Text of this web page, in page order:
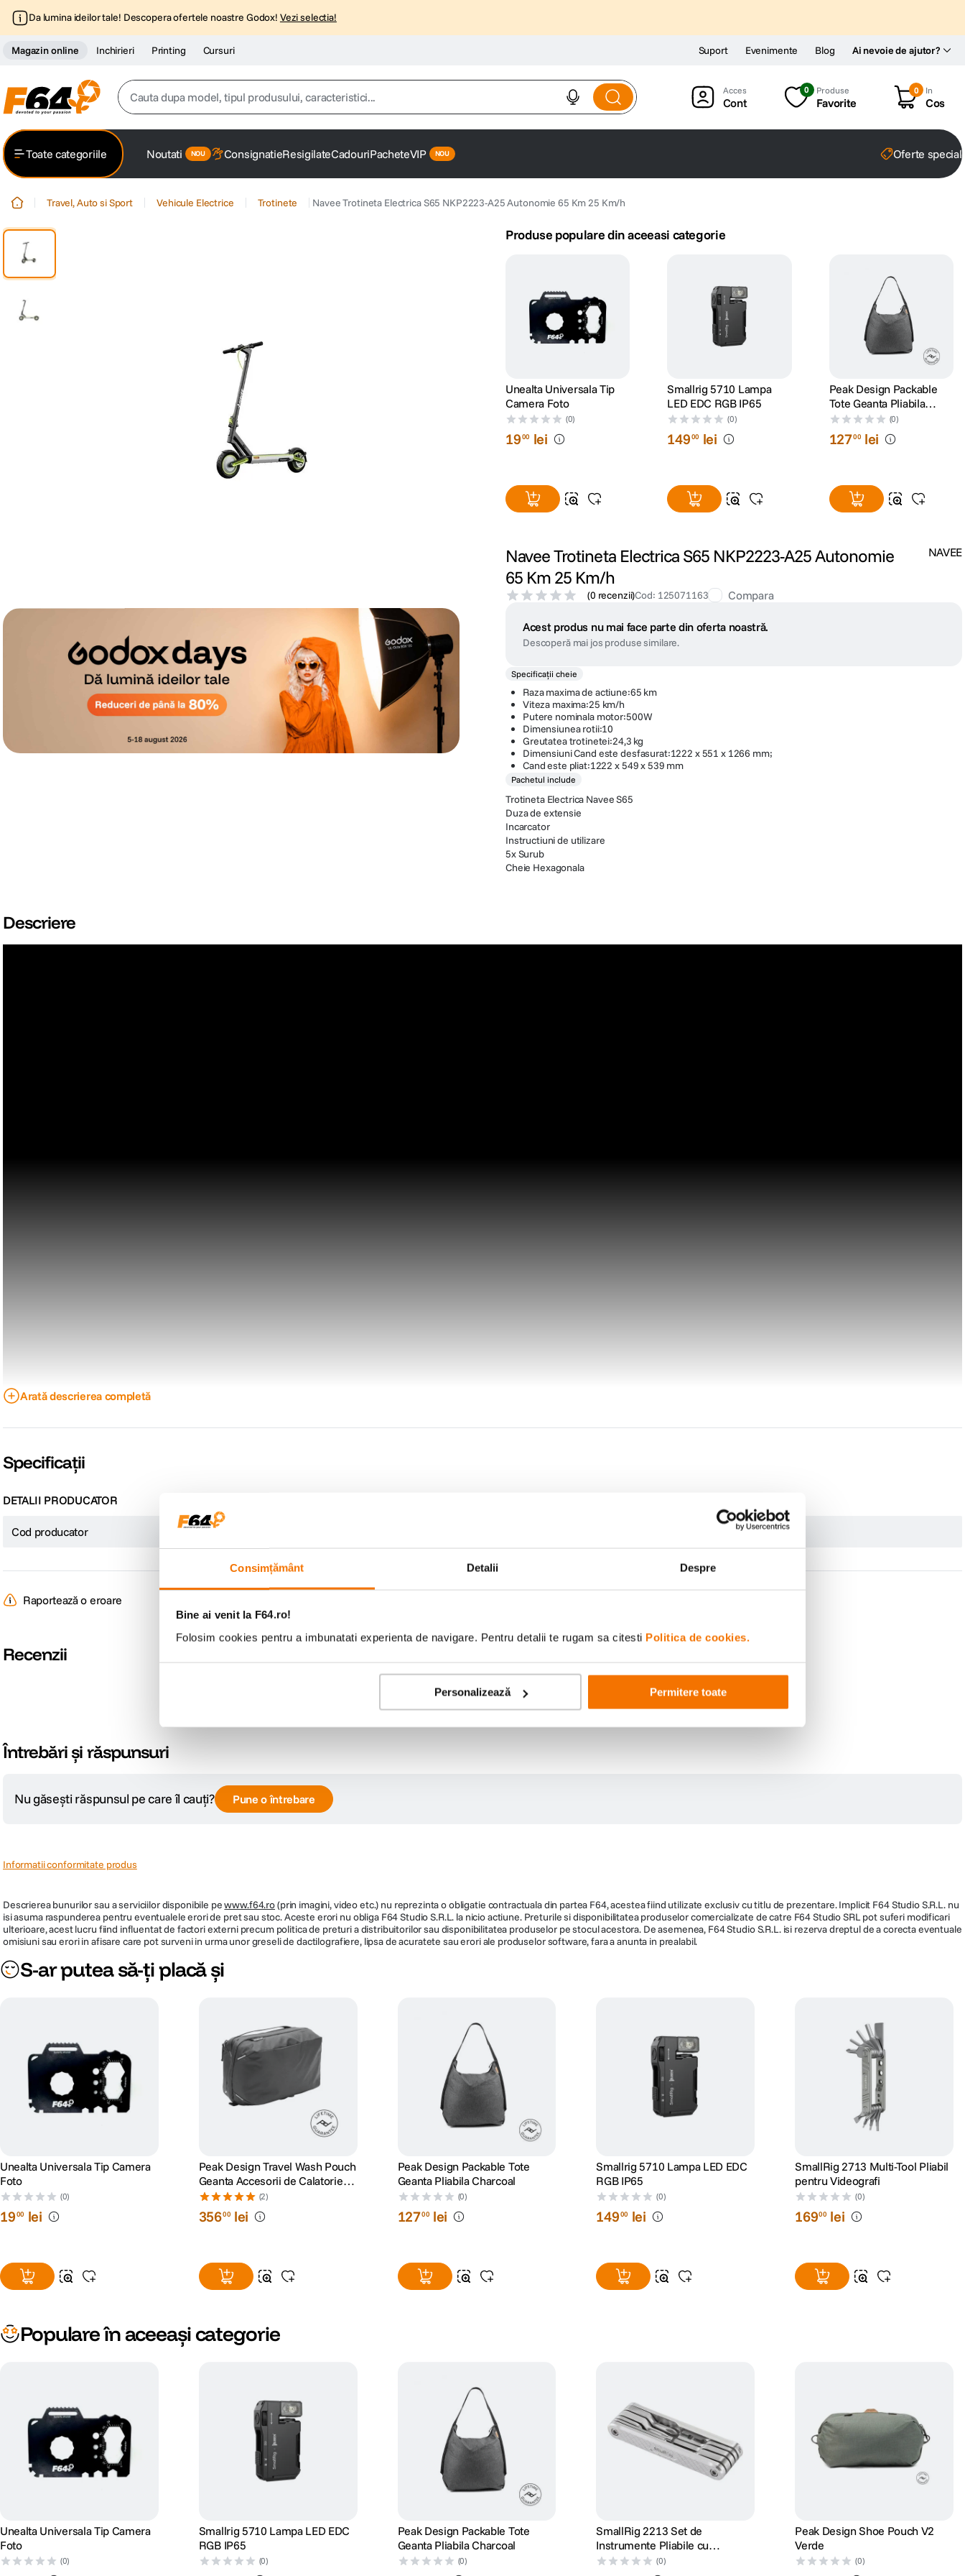
Consimțământ Detalii Despre
Bine ai venit la F64.ro!
Folosim cookies pentru a imbunatati experienta de navigare. Pentru detalii te rugam sa citesti Politica de cookies.
Personalizează Permitere toate
Da lumina ideilor tale! Descopera ofertele noastre Godox! Vezi selectia!
Magazin online Inchirieri Printing Cursuri Ai nevoie de ajutor?
Suport Evenimente Blog
Cauta dupa model, tipul produsului, caracteristici...
trepied
Cont
0 Produse
Favorite
0 In
Cos
Toate categoriile Noutati ConsignatieResigilateCadouriPacheteVIP Oferte
Travel, Auto si Sport Vehicule Electrice Trotinete Navee Trotineta Electrica S65 NKP2223-A25 Autonomie 65 Km 25 Km/h
Produse populare din aceeasi categorie
Unealta Universala Tip
Camera Foto
(0)
1900 lei
Smallrig 5710 Lampa
LED EDC RGB IP65
(0)
14900 lei
Peak Design Packable
Tote Geanta Pliabila
Charcoal
(0)
12700 lei
Navee Trotineta Electrica S65 NKP2223-A25 Autonomie
65 Km 25 Km/h
(0 recenzii)Cod: 125071163 Compara
NAVEE
Acest produs nu mai face parte din oferta noastră.
Descoperă mai jos produse similare.
Specificații cheie
Raza maxima de actiune:65 km
Viteza maxima:25 km/h
Putere nominala motor:500W
Dimensiunea rotii:10
Greutatea trotinetei:24,3 kg
Dimensiuni Cand este desfasurat:1222 x 551 x 1266 mm;
Cand este pliat:1222 x 549 x 539 mm
Pachetul include
Trotineta Electrica Navee S65
Duza de extensie
Incarcator
Instructiuni de utilizare
5x Surub
Cheie Hexagonala
Descriere
Acum te poti deplasa rapid si confortabil prin oras.
Trotineta electrica Navee S65 se distinge printr-o autonomie de pana la 65 km si iti permite sa mergi cu viteze de pana la 25 km/h. Este echipat cu un motor de 500 W si un sistem dual de suspensie. Avantajele sale suplimentare
sunt rezistenta la apa IPX5 si anvelopele fara camera de 10 inci, cu autoetansare. Trotineta este compatibila si cu aplicatia Mi Home, cu ajutorul careia puteti, de exemplu, sa setati controlul vitezei de croaziera, sa reglati setarile si sa
utilizati functia de auto-conducere a vehiculului.
Sistem de suspensie imbunatatit
Uita de socurile neplacute si bucura-te si mai mult de calatorie. Trotineta S65 ofera un sistem de suspensie imbunatatit (fata si spate), facandu-l perfect pentru aproape orice conditii. Cu Navee nu veti fi intimidat de trotuarele
inegale, pietruite sau borduri joase - modelul S65 va fi perfect pentru a va deplasa prin oras si nu numai!
Arată descrierea completă
Specificații
DETALII PRODUCATOR
Cod producator 1378405
Raportează o eroare
Recenzii
Scrie prima recenzie
Întrebări și răspunsuri
Nu găsești răspunsul pe care îl cauți? Pune o întrebare
Informatii conformitate produs
Descrierea bunurilor sau a serviciilor disponibile pewww.f64.ro(prin imagini, video etc.) nu reprezinta o obligatie contractuala din partea F64, acestea fiind utilizate exclusiv cu titlu de prezentare. Implicit F64 Studio S.R.L. nu
isi asuma raspunderea pentru eventualele erori de pret sau stoc. Aceste erori nu obliga F64 Studio S.R.L. la nicio actiune. Preturile si disponibilitatea produselor comercializate de catre F64 Studio SRL pot suferi modificari
ulterioare, acest lucru fiind influentat de factori externi precum politica de preturi a distribuitorilor sau disponibilitatea produselor pe stocul acestora. De asemenea, F64 Studio S.R.L. isi rezerva dreptul de a corecta eventuale
omisiuni sau erori in afisare care pot surveni in urma unor greseli de dactilografiere, lipsa de acuratete sau erori ale produselor software, fara a anunta in prealabil.
S-ar putea să-ți placă și
Unealta Universala Tip Camera
Foto
(0)
1900 lei
Peak Design Travel Wash Pouch
Geanta Accesorii de Calatorie
Negru
(2)
35600 lei
Peak Design Packable Tote
Geanta Pliabila Charcoal
(0)
12700 lei
Smallrig 5710 Lampa LED EDC
RGB IP65
(0)
14900 lei
SmallRig 2713 Multi-Tool Pliabil
pentru Videografi
(0)
16900 lei
Populare în aceeași categorie
Unealta Universala Tip Camera
Foto
(0)
Smallrig 5710 Lampa LED EDC
RGB IP65
(0)
Peak Design Packable Tote
Geanta Pliabila Charcoal
(0)
SmallRig 2213 Set de
Instrumente Pliabile cu
Surubelnite si Chei
(0)
Peak Design Shoe Pouch V2
Verde
(0)